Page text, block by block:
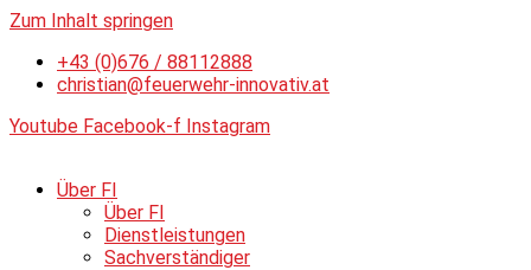
Zum Inhalt springen
+43 (0)676 / 88112888
christian@feuerwehr-innovativ.at
Youtube Facebook-f Instagram
Über FI
Über FI
Dienstleistungen
Sachverständiger